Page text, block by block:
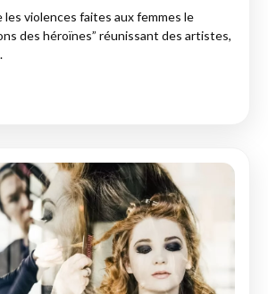
violences faites aux femmes le
des héroïnes” réunissant des artistes,